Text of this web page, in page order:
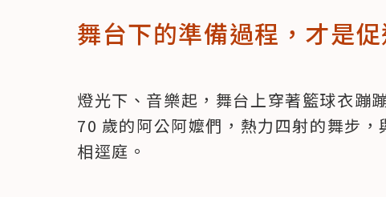
舞台下的準備過程，才是
燈光下、音樂起，舞台上穿著籃球衣蹦
70 歲的阿公阿嬤們，熱力四射的舞步
相逕庭。